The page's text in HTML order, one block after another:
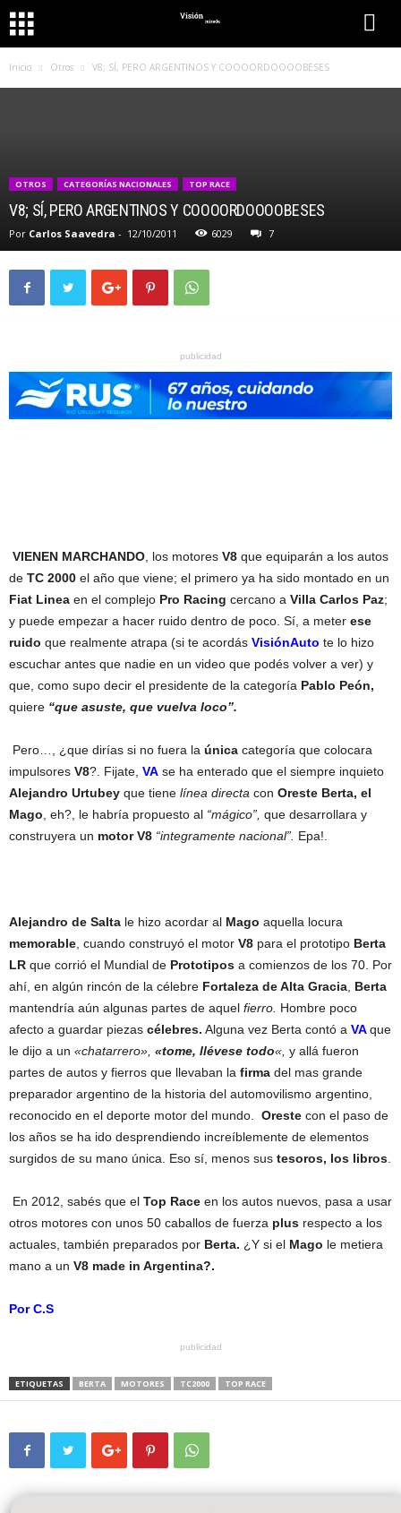
Inicio Otros V8; SÍ, PERO ARGENTINOS Y COOOORDOOOOBESES
OTROS CATEGORÍAS NACIONALES TOP RACE
V8; SÍ, PERO ARGENTINOS Y COOOORDOOOOBESES
Por Carlos Saavedra - 12/10/2011 6029 7
publicidad
VIENEN MARCHANDO , los motores V8 que equiparán a los autos
de TC 2000 el año que viene; el primero ya ha sido montado en un
Fiat Linea en el complejo Pro Racing cercano a Villa Carlos Paz;
y puede empezar a hacer ruido dentro de poco. Sí, a meter ese
ruido que realmente atrapa (si te acordás VisiónAuto te lo hizo
escuchar antes que nadie en un video que podés volver a ver) y
que, como supo decir el presidente de la categoría Pablo Peón,
quiere “que asuste, que vuelva loco”.
Pero…, ¿que dirías si no fuera la única categoría que colocara
impulsores V8?. Fijate, VA se ha enterado que el siempre inquieto
Alejandro Urtubey que tiene línea directa con Oreste Berta, el
Mago , eh?, le habría propuesto al “mágico”, que desarrollara y
construyera un motor V8 “integramente nacional”. Epa!.
Alejandro de Salta le hizo acordar al Mago aquella locura
memorable , cuando construyó el motor V8 para el prototipo Berta
LR que corrió el Mundial de Prototipos a comienzos de los 70. Por
ahí, en algún rincón de la célebre Fortaleza de Alta Gracia Berta
mantendría aún algunas partes de aquel fierro. Hombre poco
afecto a guardar piezas célebres. Alguna vez Berta contó a VA que
le dijo a un «chatarrero», «tome, llévese todo«, y allá fueron
partes de autos y fierros que llevaban la firma del mas grande
preparador argentino de la historia del automovilismo argentino,
reconocido en el deporte motor del mundo.
Oreste con el paso de
los años se ha ido desprendiendo increíblemente de elementos
surgidos de su mano única. Eso sí, menos sus tesoros, los libros
En 2012, sabés que el Top Race en los autos nuevos, pasa a usar
otros motores con unos 50 caballos de fuerza plus respecto a los
actuales, también preparados por Berta. ¿Y si el Mago le metiera
mano a un V8 made in Argentina?.
Por C.S
publicidad
ETIQUETAS BERTA MOTORES TC2000 TOP RACE